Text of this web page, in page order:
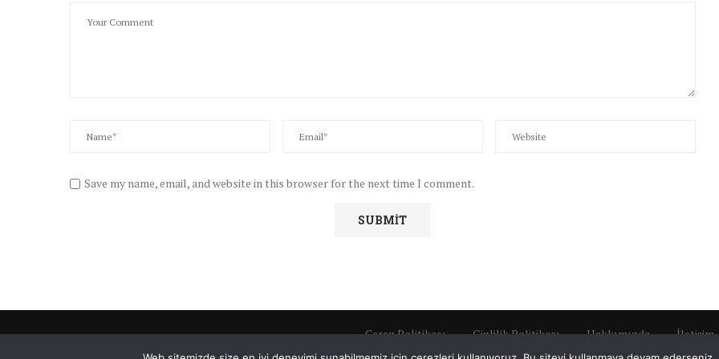
Save my name, email, and website in this browser for the next time I comment.
Çerez Politikası Gizlilik Politikası Hakkımızda İletişim